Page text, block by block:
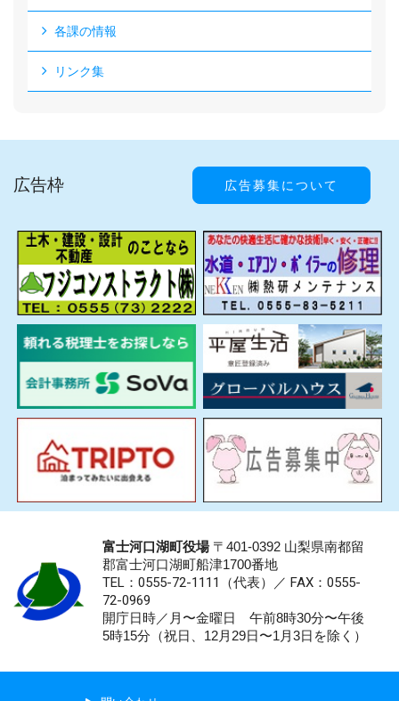
各課の情報
リンク集
広告枠 広告募集について
富士河口湖町役場〒401-0392 山梨県南都留
郡富士河口湖町船津1700番地
TEL：0555-72-1111 （代表）／ FAX：0555-
72-0969
開庁日時／月〜金曜日 午前8時30分〜午後
5時15分（祝日、12月29日〜1月3日を除く）